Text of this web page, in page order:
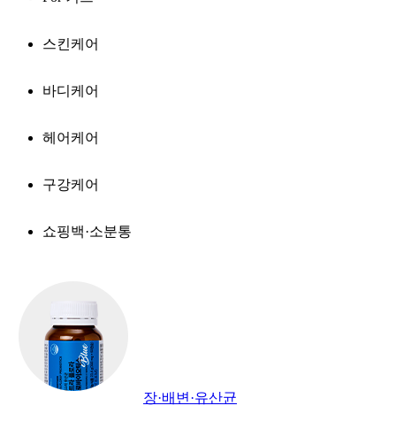
스킨케어
바디케어
헤어케어
구강케어
쇼핑백·소분통
장·배변·유산균